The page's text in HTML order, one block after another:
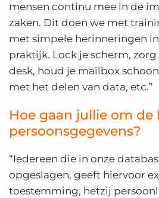
mensen continu mee in de
zaken. Dit doen we met
met simpele herinneringen
praktijk. Lock je scherm, zorg
desk, houd je mailbox
met het delen van data, etc.”
Hoe gaan jullie om de
persoonsgegevens?
“Iedereen die in onze
opgeslagen, geeft hiervoor
toestemming, hetzij